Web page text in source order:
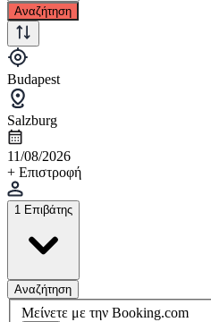
Αναζήτηση
Budapest
Salzburg
11/08/2026
+ Επιστροφή
1 Επιβάτης
Αναζήτηση
Μείνετε με την Booking.com